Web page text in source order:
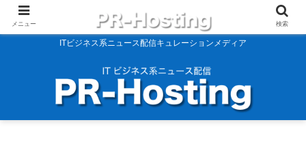
ITビジネス系ニュース配信キュレーションメディア
メニュー 検索